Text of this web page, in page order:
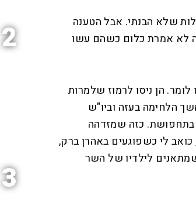
שלא הבנתי. אבל הטענה
לא אמרת כלום כשהם עשו
הן ניסו לרמוז שלמרות
הלחימה בעזה וביו"ש
בתחפושת. כזה שמזדהה
לי כשפוגעים באהרן ברק,
לילדיו של השר
2
3